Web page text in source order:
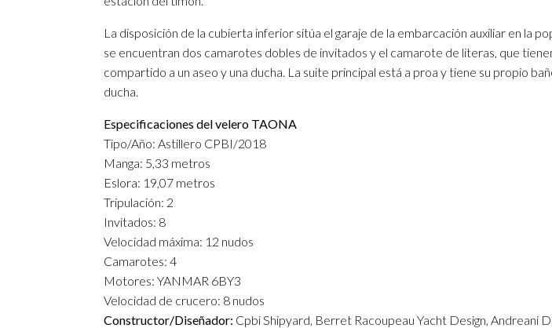
La disposición de la cubierta inferior sitúa el garaje de la embarcación auxiliar en la
se encuentran dos camarotes dobles de invitados y el camarote de literas, que
compartido a un aseo y una ducha. La suite principal está a proa y tiene su propio
ducha.
Especificaciones del velero TAONA
Tipo/Año: Astillero CPBI/2018
Manga: 5,33 metros
Eslora: 19,07 metros
Tripulación: 2
Invitados: 8
Velocidad máxima: 12 nudos
Camarotes: 4
Motores: YANMAR 6BY3
Velocidad de crucero: 8 nudos
Constructor/Diseñador: Cpbi Shipyard, Berret Racoupeau Yacht Design, Andreani